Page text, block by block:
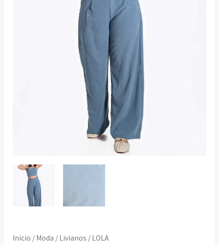
Inicio / Moda / Livianos / LOLA